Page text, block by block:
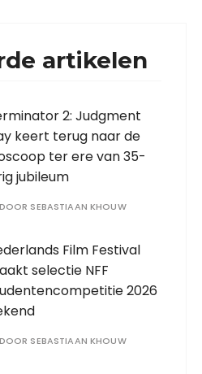
artikelen
2: Judgment
keert terug naar de
ter ere van 35-
jubileum
DOOR SEBASTIAAN KHOUW
Film Festival
selectie NFF
2026
DOOR SEBASTIAAN KHOUW